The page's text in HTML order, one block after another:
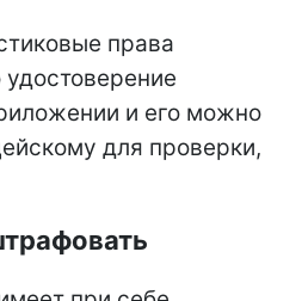
права
и его можно
для проверки,